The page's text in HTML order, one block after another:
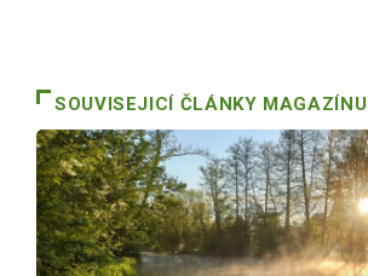
SOUVISEJICÍ ČLÁNKY MAGAZÍNU